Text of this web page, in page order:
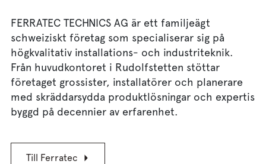
FERRATEC TECHNICS AG är ett familjeägt
schweiziskt företag som specialiserar sig på
högkvalitativ installations- och industriteknik.
Från huvudkontoret i Rudolfstetten stöttar
företaget grossister, installatörer och planerare
med skräddarsydda produktlösningar och expertis
byggd på decennier av erfarenhet.
Till Ferratec